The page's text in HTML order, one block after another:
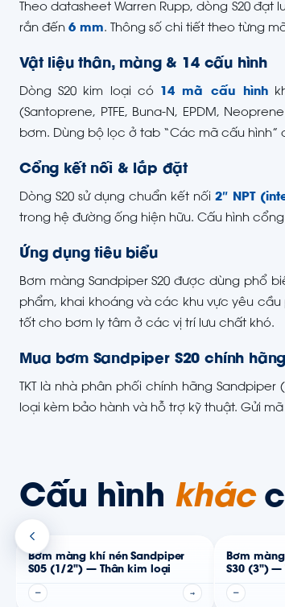
Theo datasheet Warren Rupp, dòng S20 đạt
rắn đến 6 mm. Thông số chi tiết theo từng
Vật liệu thân, màng & 14 cấu hình
Dòng S20 kim loại có 14 mã cấu hình
(Santoprene, PTFE, Buna-N, EPDM,
bơm. Dùng bộ lọc ở tab “Các mã cấu
Cổng kết nối & lắp đặt
Dòng S20 sử dụng chuẩn kết nối 2″ NPT
trong hệ đường ống hiện hữu. Cấu hình
Ứng dụng tiêu biểu
Bơm màng Sandpiper S20 được dùng phổ
phẩm, khai khoáng và các khu vực yêu cầu
tốt cho bơm ly tâm ở các vị trí lưu chất khó.
Mua bơm Sandpiper S20 chính
TKT là nhà phân phối chính hãng
loại kèm bảo hành và hỗ trợ kỹ thuật. Gửi
Cấu hình khác
Bơm màng khí nén Sandpiper
S05 (1/2") — Thân kim loại
— →
Bơm
S30 (3") —
—